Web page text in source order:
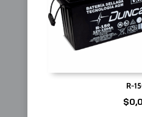
R-
$